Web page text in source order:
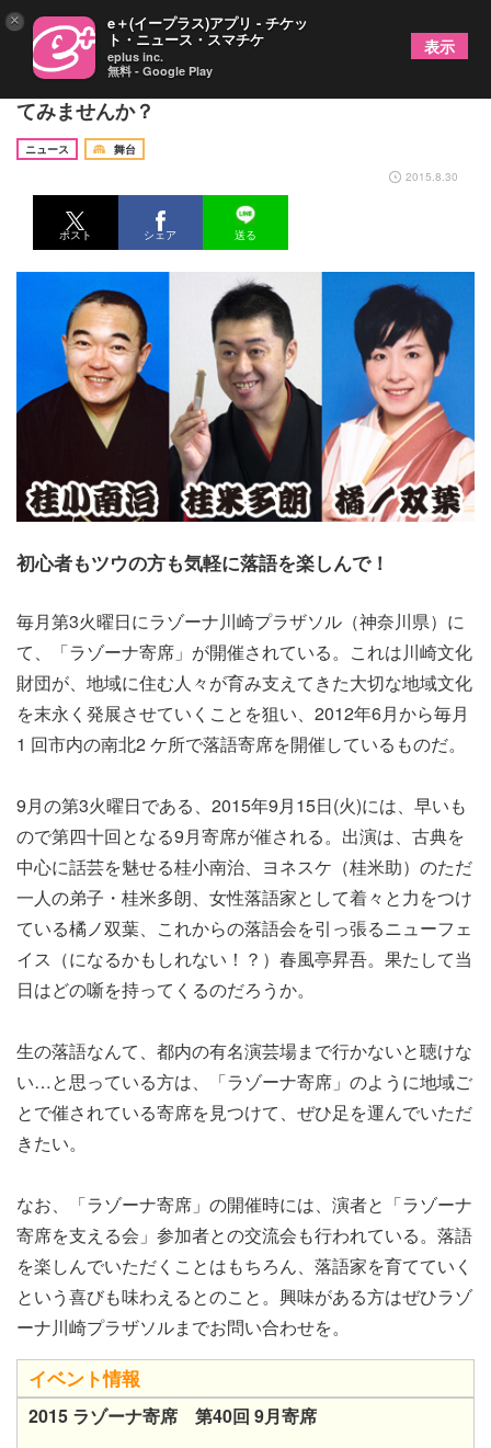
月イチの落語寄席！ラゾーナ川崎で「粋」に過ごし
てみませんか？
ニュース
舞台
2015.8.30
ポスト シェア 送る
初心者もツウの方も気軽に落語を楽しんで！
毎月第3火曜日にラゾーナ川崎プラザソル（神奈川県）に
て、「ラゾーナ寄席」が開催されている。これは川崎文化
財団が、地域に住む人々が育み支えてきた大切な地域文化
を末永く発展させていくことを狙い、2012年6月から毎月
1 回市内の南北2 ケ所で落語寄席を開催しているものだ。
9月の第3火曜日である、2015年9月15日(火)には、早いも
ので第四十回となる9月寄席が催される。出演は、古典を
中心に話芸を魅せる桂小南治、ヨネスケ（桂米助）のただ
一人の弟子・桂米多朗、女性落語家として着々と力をつけ
ている橘ノ双葉、これからの落語会を引っ張るニューフェ
イス（になるかもしれない！？）春風亭昇吾。果たして当
日はどの噺を持ってくるのだろうか。
生の落語なんて、都内の有名演芸場まで行かないと聴けな
い…と思っている方は、「ラゾーナ寄席」のように地域ご
とで催されている寄席を見つけて、ぜひ足を運んでいただ
きたい。
なお、「ラゾーナ寄席」の開催時には、演者と「ラゾーナ
寄席を支える会」参加者との交流会も行われている。落語
を楽しんでいただくことはもちろん、落語家を育てていく
という喜びも味わえるとのこと。興味がある方はぜひラゾ
ーナ川崎プラザソルまでお問い合わせを。
イベント情報
2015 ラゾーナ寄席 第40回 9月寄席
× e＋(イープラス)アプリ - チケッ
ト・ニュース・スマチケ
eplus inc.
無料 - Google Play
表示